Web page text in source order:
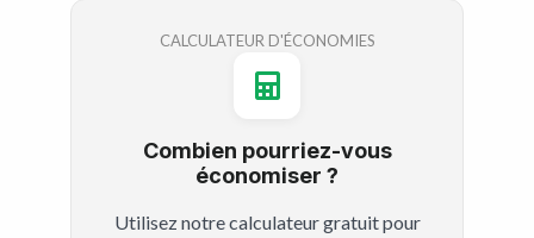
CALCULATEUR D'ÉCONOMIES
Combien pourriez-vous
économiser ?
Utilisez notre calculateur gratuit pour